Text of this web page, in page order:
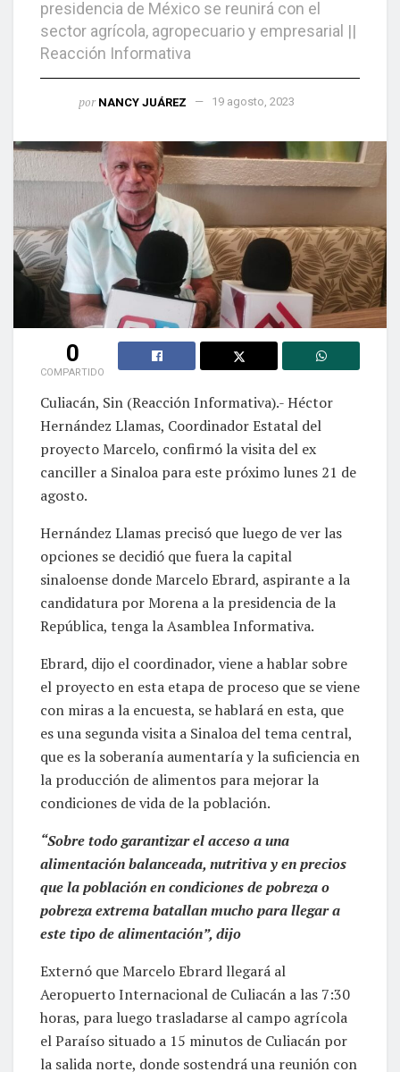
presidencia de México se reunirá con el
sector agrícola, agropecuario y empresarial ||
Reacción Informativa
por NANCY JUÁREZ
0
Culiacán, Sin (Reacción Informativa).- Héctor
Hernández Llamas, Coordinador Estatal del
proyecto Marcelo, confirmó la visita del ex
canciller a Sinaloa para este próximo lunes 21 de
agosto.
Hernández Llamas precisó que luego de ver las
opciones se decidió que fuera la capital
sinaloense donde Marcelo Ebrard, aspirante a la
candidatura por Morena a la presidencia de la
República, tenga la Asamblea Informativa.
Ebrard, dijo el coordinador, viene a hablar sobre
el proyecto en esta etapa de proceso que se viene
con miras a la encuesta, se hablará en esta, que
es una segunda visita a Sinaloa del tema central,
que es la soberanía aumentaría y la suficiencia en
la producción de alimentos para mejorar la
condiciones de vida de la población.
“Sobre todo garantizar el acceso a una
alimentación balanceada, nutritiva y en precios
que la población en condiciones de pobreza o
pobreza extrema batallan mucho para llegar a
este tipo de alimentación”, dijo
Externó que Marcelo Ebrard llegará al
Aeropuerto Internacional de Culiacán a las 7:30
horas, para luego trasladarse al campo agrícola
el Paraíso situado a 15 minutos de Culiacán por